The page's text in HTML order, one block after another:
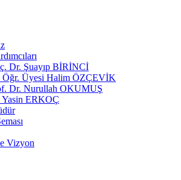
Dr. Şuayıp BİRİNCİ
Öğr. Üyesi Halim ÖZÇEVİK
Dr. Nurullah OKUMUŞ
Yasin ERKOÇ
Vizyon